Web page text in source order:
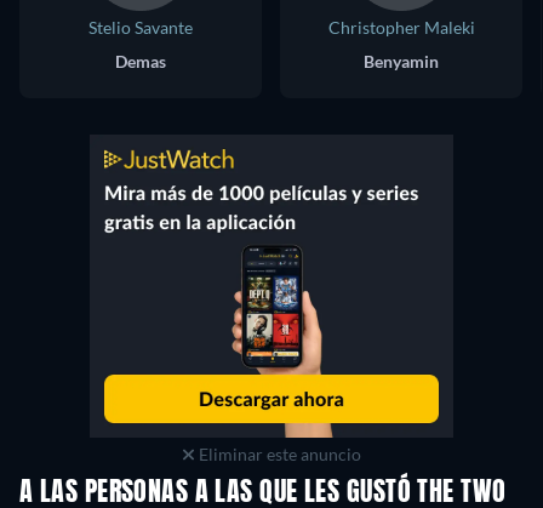
Stelio Savante
Demas
Christopher Maleki
Benyamin
Eliminar este anuncio
A LAS PERSONAS A LAS QUE LES GUSTÓ THE TWO